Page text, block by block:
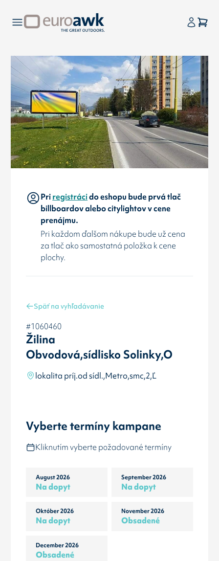
Priregistrácido eshopu bude prvá tlač
billboardov alebo citylightov v cene
prenájmu.
Pri každom ďalšom nákupe bude už cena
za tlač ako samostatná položka k cene
plochy.
Späť na vyhľadávanie
#1060460
Žilina
Obvodová,sídlisko Solinky,O
lokalita príj.od sídl.,Metro,smc,2,Ľ
Vyberte termíny kampane
Kliknutím vyberte požadované termíny
August 2026
Na dopyt
September 2026
Na dopyt
Október 2026
Na dopyt
November 2026
Obsadené
December 2026
Obsadené